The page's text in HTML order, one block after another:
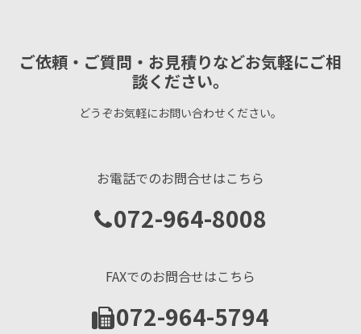
ご依頼・ご質問・お見積りなどお気軽にご相
談ください。
どうぞお気軽にお問い合わせください。
お電話でのお問合せはこちら
072-964-8008
FAXでのお問合せはこちら
072-964-5794